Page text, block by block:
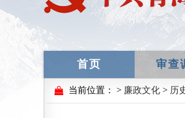
首页 审查
当前位置： > 廉政文化 > 历